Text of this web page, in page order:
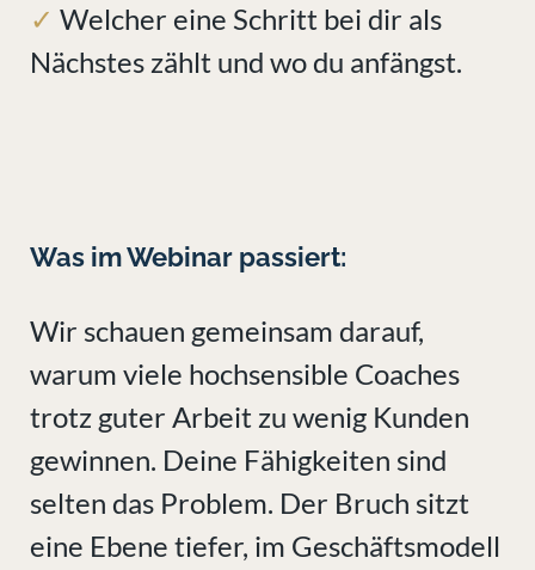
✓ Welcher eine Schritt bei dir als
Nächstes zählt und wo du anfängst.
Was im Webinar passiert:
Wir schauen gemeinsam darauf,
warum viele hochsensible Coaches
trotz guter Arbeit zu wenig Kunden
gewinnen. Deine Fähigkeiten sind
selten das Problem. Der Bruch sitzt
eine Ebene tiefer, im Geschäftsmodell